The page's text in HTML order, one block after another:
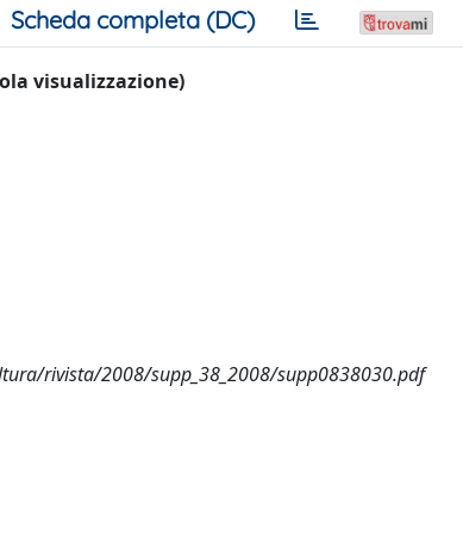
Scheda completa (DC)
visualizzazione)
rivista/2008/supp_38_2008/supp0838030.pdf